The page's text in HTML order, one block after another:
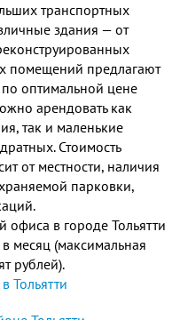
транспортных
здания — от
помещений предлагают
оптимальной цене
арендовать как
так и маленькие
Стоимость
от местности, наличия
парковки,
офиса в городе Тольятти
месяц (максимальная
рублей).
Тольятти